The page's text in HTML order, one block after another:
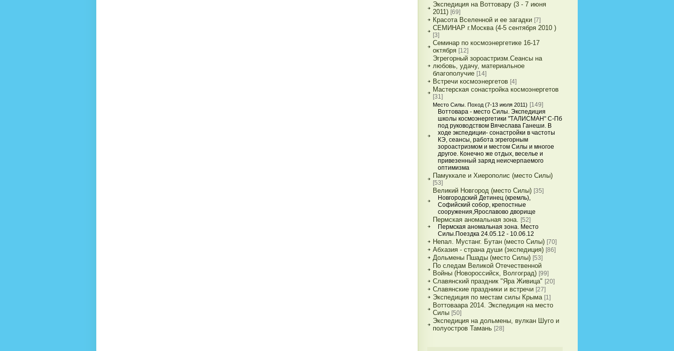
Экспедиция на Воттовару (3 - 7 июня
2011) [69]
Красота Вселенной и ее загадки [7]
СЕМИНАР г.Москва (4-5 сентября 2010 )
[3]
Семинар по космоэнергетике 16-17
октября [12]
Эгрегорный зороастризм.Сеансы на
любовь, удачу, материальное
благополучие [14]
Встречи космоэнергетов [4]
Мастерская сонастройка космоэнергетов
[31]
Место Силы. Поход (7-13 июля 2011) [149]
Воттовара - место Силы. Экспедиция
школы космоэнергетики "ТАЛИСМАН" С-Пб
под руководством Вячеслава Ганеши. В
ходе экспедиции- сонастройки в частоты
КЭ, сеансы, работа эгрегорным
зороастризмом и местом Силы и многое
другое. Конечно же отдых, веселье и
привезенный заряд неисчерпаемого
оптимизма
Памуккале и Хиерополис (место Силы)
[53]
Великий Новгород (место Силы) [35]
Новгородский Детинец (кремль),
Софийский собор, крепостные
сооружения,Ярославово дворище
Пермская аномальная зона. [52]
Пермская аномальная зона. Место
Силы.Поездка 24.05.12 - 10.06.12
Непал. Мустанг. Бутан (место Силы) [70]
Абхазия - страна души (экспедиция) [86]
Дольмены Пшады (место Силы) [53]
По следам Великой Отечественной
Войны (Новороссийск, Волгоград) [99]
Славянский праздник "Яра Живица" [20]
Славянские праздники и встречи [27]
Экспедиция по местам силы Крыма [1]
Воттоваара 2014. Экспедиция на место
Силы [50]
Экспедиция на дольмены, вулкан Шуго и
полуостров Тамань [28]